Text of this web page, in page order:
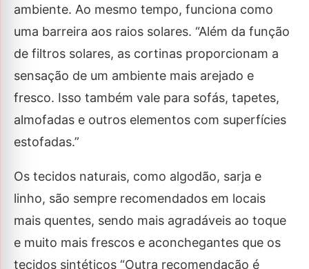
ambiente. Ao mesmo tempo, funciona como
uma barreira aos raios solares. “Além da função
de filtros solares, as cortinas proporcionam a
sensação de um ambiente mais arejado e
fresco. Isso também vale para sofás, tapetes,
almofadas e outros elementos com superfícies
estofadas.”
Os tecidos naturais, como algodão, sarja e
linho, são sempre recomendados em locais
mais quentes, sendo mais agradáveis ao toque
e muito mais frescos e aconchegantes que os
tecidos sintéticos “Outra recomendação é